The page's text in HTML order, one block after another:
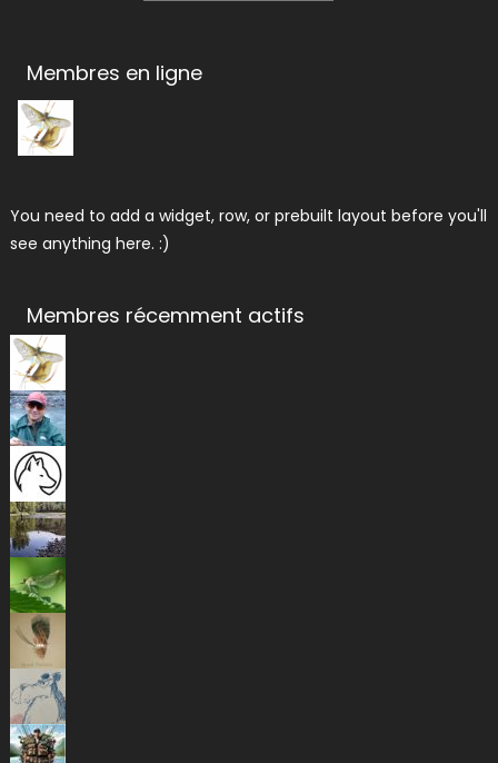
Membres en ligne
You need to add a widget, row, or prebuilt layout before you'll
see anything here. :)
Membres récemment actifs